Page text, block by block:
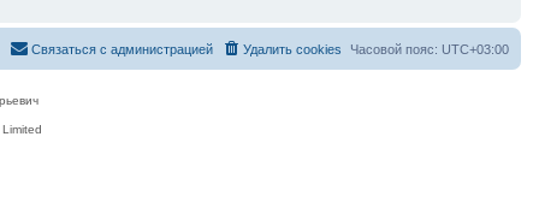
Часовой пояс: UTC+03:00
Удалить cookies
Связаться с администрацией